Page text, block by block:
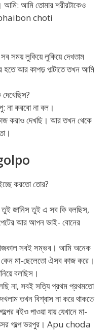
আমি তোমার শরীরটাকেও
bhaibon choti
সময় লুকিয়ে লুকিয়ে দেখতাম
আর কাপড় পাল্টাতে তখন আমি
না করবো না বল।
করাও দেখছি। আর তখন থেকে
করতো তোর?
তুই জানিস তুই এ সব কি বলছিস,
আর আপন ভাই- বোনের
সবই সম্ভব। আমি অনেক
কেন মা-ছেলেতো ঐসব কাজ করে।
বলছিস।
না, সবই সত্যি প্রথম প্রথমতো
তখন বিশ্বাস না করে থাকতে
বইও পাওয়া যায় যেখানে মা-
গল্পে ভরপুর। Apu choda